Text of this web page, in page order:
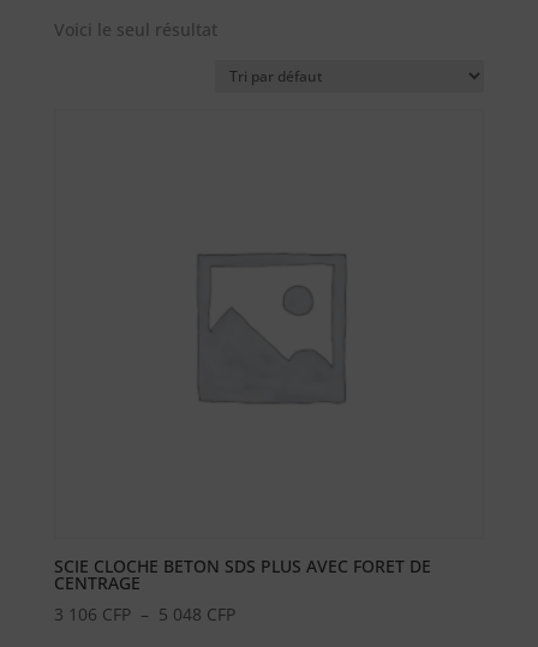
Voici le seul résultat
SCIE CLOCHE BETON SDS PLUS AVEC FORET DE
CENTRAGE
3 106 CFP – 5 048 CFPPlage